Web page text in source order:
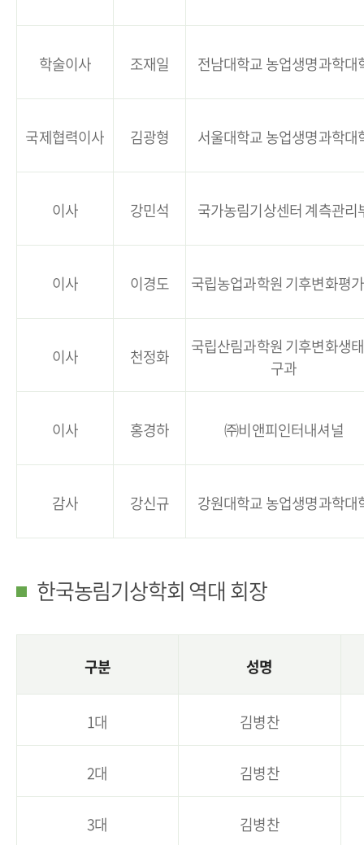
학술이사 조재일 전남대학교 농업생명과학대
국제협력이사 김광형 서울대학교 농업생명과학대
이사 강민석 국가농림기상센터 계측관리
이사 이경도 국립농업과학원 기후변화평
이사 천정화
국립산림과학원 기후변화생
구과
이사 홍경하 ㈜비앤피인터내셔널
감사 강신규 강원대학교 농업생명과학대
한국농림기상학회 역대 회장
구분 성명
1대 김병찬
2대 김병찬
3대 김병찬